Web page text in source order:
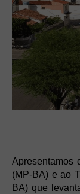
Apresentamos
(MP-BA) e ao
BA) que